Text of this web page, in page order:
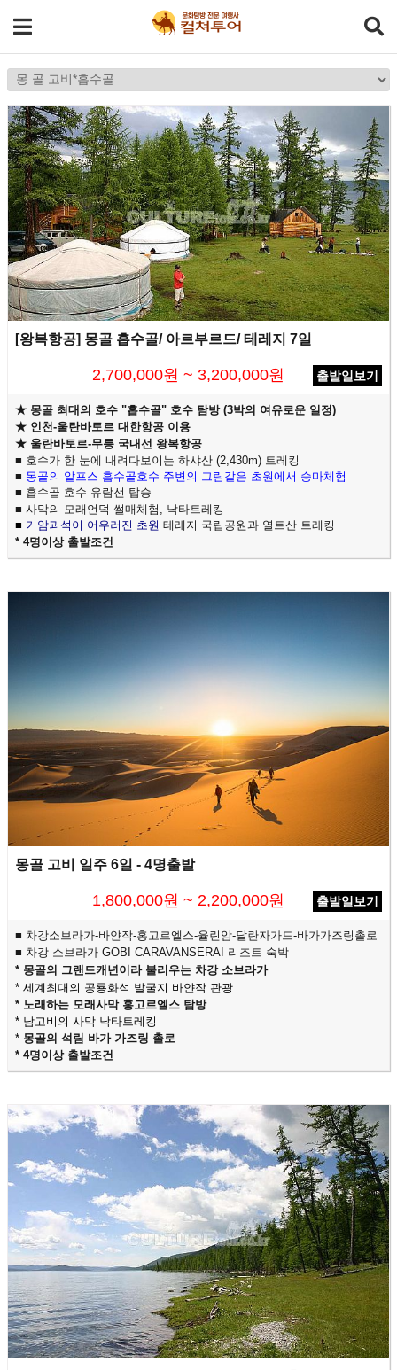
[왕복항공] 몽골 흡수골/ 아르부르드/ 테레지 7일
2,700,000원 ~ 3,200,000원 출발일보기
★ 몽골 최대의 호수 "흡수골" 호수 탐방 (3박의 여유로운 일정)
★ 인천-울란바토르 대한항공 이용
★ 울란바토르-무릉 국내선 왕복항공
■ 호수가 한 눈에 내려다보이는 하샤산 (2,430m) 트레킹
■ 몽골의 알프스 흡수골호수 주변의 그림같은 초원에서 승마체험
■ 흡수골 호수 유람선 탑승
■ 사막의 모래언덕 썰매체험, 낙타트레킹
■ 기암괴석이 어우러진 초원 테레지 국립공원과 열트산 트레킹
* 4명이상 출발조건
몽골 고비 일주 6일 - 4명출발
1,800,000원 ~ 2,200,000원 출발일보기
■ 차강소브라가-바얀작-홍고르엘스-율린암-달란자가드-바가가즈링촐로
■ 차강 소브라가 GOBI CARAVANSERAI 리조트 숙박
* 몽골의 그랜드캐년이라 불리우는 차강 소브라가
* 세계최대의 공룡화석 발굴지 바얀작 관광
* 노래하는 모래사막 홍고르엘스 탐방
* 남고비의 사막 낙타트레킹
* 몽골의 석림 바가 가즈링 촐로
* 4명이상 출발조건